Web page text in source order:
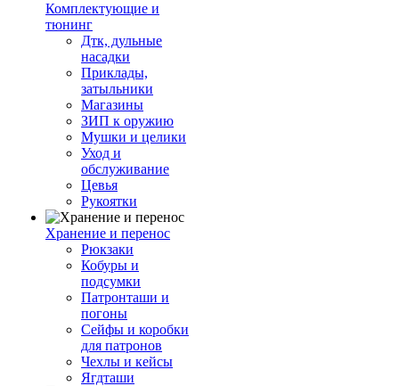
Комплектующие и
тюнинг
Дтк, дульные
насадки
Приклады,
затыльники
Магазины
ЗИП к оружию
Мушки и целики
Уход и
обслуживание
Цевья
Рукоятки
Хранение и перенос
Рюкзаки
Кобуры и
подсумки
Патронташи и
погоны
Сейфы и коробки
для патронов
Чехлы и кейсы
Ягдташи